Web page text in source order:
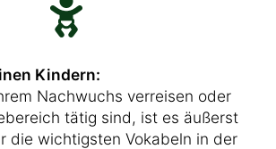
Kindern:
Nachwuchs verreisen oder
tätig sind, ist es äußerst
die wichtigsten Vokabeln in der